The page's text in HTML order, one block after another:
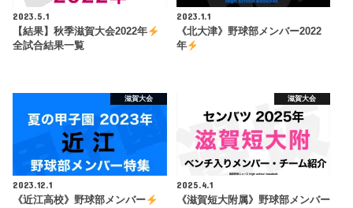
2023.5.1
【結果】秋季滋賀大会2022年
全試合結果一覧
2023.1.1
《北大津》野球部メンバー2022
年
滋賀大会
2023.12.1
《近江高校》野球部メンバー
滋賀大会
2025.4.1
《滋賀短大附属》野球部メンバー